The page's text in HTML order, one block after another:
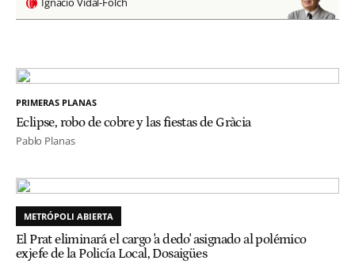
PRIMERAS PLANAS
Eclipse, robo de cobre y las fiestas de Gràcia
Pablo Planas
METRÓPOLI ABIERTA
El Prat eliminará el cargo 'a dedo' asignado al polémico
exjefe de la Policía Local, Dosaigües